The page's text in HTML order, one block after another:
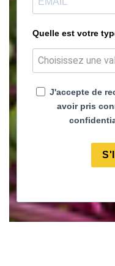
Quelle est votre
J'accepte de
avoir pris